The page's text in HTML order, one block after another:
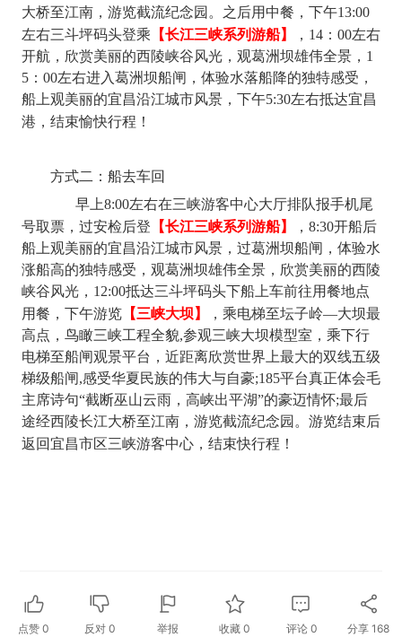
大桥至江南，游览截流纪念园。之后用中餐，下午13:00
左右三斗坪码头登乘
【长江三峡系列游船】
，14：00左右
开航，欣赏美丽的西陵峡谷风光，观葛洲坝雄伟全景，1
5：00左右进入葛洲坝船闸，体验水落船降的独特感受，
船上观美丽的宜昌沿江城市风景，下午5:30左右抵达宜昌
港，结束愉快行程！
方式二：船去车回
早上8:00左右在三峡游客中心大厅排队报手机尾
号取票，过安检后登
【长江三峡系列游船】
，8:30开船后
船上观美丽的宜昌沿江城市风景，过葛洲坝船闸，体验水
涨船高的独特感受，观葛洲坝雄伟全景，欣赏美丽的西陵
峡谷风光，12:00抵达三斗坪码头下船上车前往用餐地点
用餐，下午游览 【三峡大坝】
，乘电梯至坛子岭—大坝最
高点，鸟瞰三峡工程全貌,参观三峡大坝模型室，乘下行
电梯至船闸观景平台，近距离欣赏世界上最大的双线五级
梯级船闸,感受华夏民族的伟大与自豪;185平台真正体会毛
主席诗句“截断巫山云雨，高峡出平湖”的豪迈情怀;最后
途经西陵长江大桥至江南，游览截流纪念园。游览结束后
返回宜昌市区三峡游客中心，结束快行程！
点赞 0 反对0 举报 收藏 0 评论 0 分享168